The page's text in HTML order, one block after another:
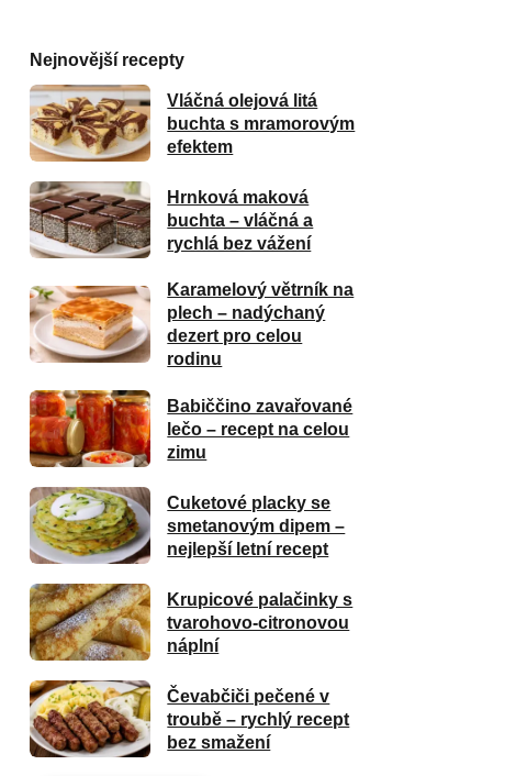
Nejnovější recepty
Vláčná olejová litá
buchta s mramorovým
efektem
Hrnková maková
buchta – vláčná a
rychlá bez vážení
Karamelový větrník na
plech – nadýchaný
dezert pro celou
rodinu
Babiččino zavařované
lečo – recept na celou
zimu
Cuketové placky se
smetanovým dipem –
nejlepší letní recept
Krupicové palačinky s
tvarohovo-citronovou
náplní
Čevabčiči pečené v
troubě – rychlý recept
bez smažení